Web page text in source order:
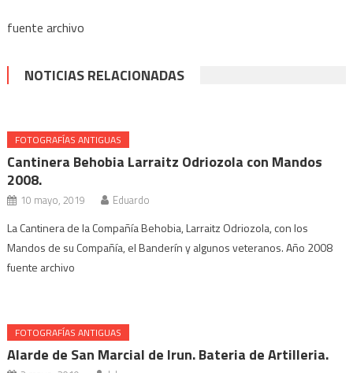
fuente archivo
NOTICIAS RELACIONADAS
FOTOGRAFÍAS ANTIGUAS
Cantinera Behobia Larraitz Odriozola con Mandos
2008.
10 mayo, 2019 Eduardo
La Cantinera de la Compañía Behobia, Larraitz Odriozola, con los
Mandos de su Compañía, el Banderín y algunos veteranos. Año 2008
fuente archivo
FOTOGRAFÍAS ANTIGUAS
Alarde de San Marcial de Irun. Bateria de Artilleria.